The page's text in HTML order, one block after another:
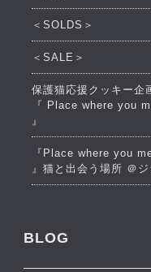
＜SOLDS＞
＜SALE＞
保護猫応援クッキー企
『 Place where you
』
『Place where you
』猫と出会う場所 ＠
BLOG